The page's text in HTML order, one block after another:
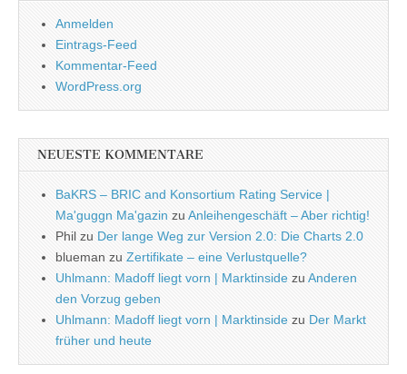
Anmelden
Eintrags-Feed
Kommentar-Feed
WordPress.org
NEUESTE KOMMENTARE
BaKRS – BRIC and Konsortium Rating Service |
Ma'guggn Ma'gazin zu Anleihengeschäft – Aber richtig!
Phil zu Der lange Weg zur Version 2.0: Die Charts 2.0
blueman zu Zertifikate – eine Verlustquelle?
Uhlmann: Madoff liegt vorn | Marktinside zu Anderen
den Vorzug geben
Uhlmann: Madoff liegt vorn | Marktinside zu Der Markt
früher und heute